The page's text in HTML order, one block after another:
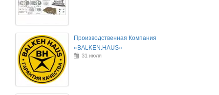
Производственная Компания
«BALKEN.HAUS»
31 июля